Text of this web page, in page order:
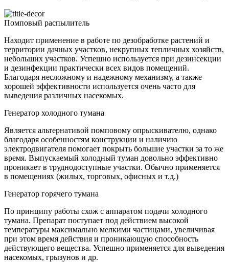
Помповый распылитель
Находит применение в работе по дезобработке растений и
территории дачных участков, некрупных тепличных хозяйств,
небольших участков. Успешно используется при дезинсекции
и дезинфекции практически всех видов помещений.
Благодаря несложному и надежному механизму, а также
хорошей эффективности используется очень часто для
выведения различных насекомых.
Генератор холодного тумана
Является альтернативой помповому опрыскивателю, однако
благодаря особенностям конструкции и наличию
электродвигателя помогает покрыть большие участки за то же
время. Выпускаемый холодный туман довольно эффективно
проникает в труднодоступные участки. Обычно применяется
в помещениях (жилых, торговых, офисных и т.д.)
Генератор горячего тумана
По принципу работы схож с аппаратом подачи холодного
тумана. Препарат поступает под действием высокой
температуры максимально мелкими частицами, увеличивая
при этом время действия и проникающую способность
действующего вещества. Успешно применяется для выведения
насекомых, грызунов и др.